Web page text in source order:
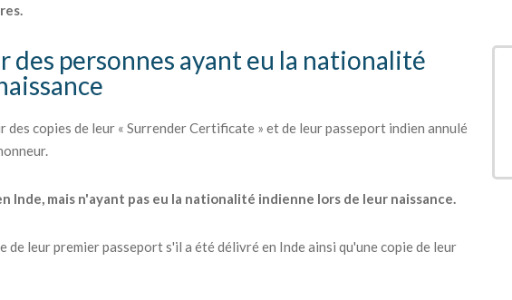
des personnes ayant eu la nationalité
copies de leur « Surrender Certificate » et de leur passeport indien annulé
Inde, mais n'ayant pas eu la nationalité indienne lors de leur naissance.
de leur premier passeport s'il a été délivré en Inde ainsi qu'une copie de leur